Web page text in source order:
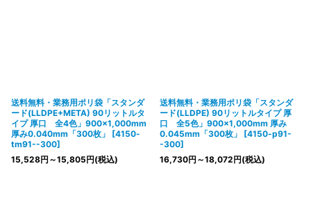
送料無料・業務用ポリ袋「スタンダ
ード(LLDPE+META) 90リットルタ
イプ 厚口 全4色」900×1,000mm
厚み0.040mm「300枚」
[4150-
tm91--300]
15,528円 ～15,805円(税込)
送料無料・業務用ポリ袋「スタンダ
ード(LLDPE) 90リットルタイプ 厚
口 全5色」900×1,000mm 厚み
0.045mm「300枚」
[4150-p91-
-300]
16,730円 ～18,072円(税込)